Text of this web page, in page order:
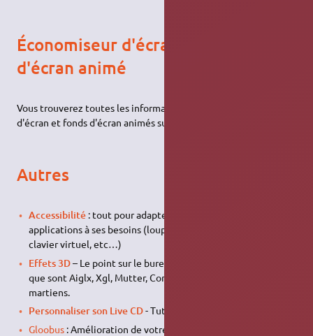
Économiseur d'écran et fond
d'écran animé
Vous trouverez toutes les informations liées aux économiseurs
d'écran et fonds d'écran animés sur
Autres
Accessibilité: tout pour adapter l'ergonomie des
applications à ses besoins (loupe, reconnaissance vocale,
clavier virtuel, etc…)
Effets 3D– Le point sur le bureau en 3D, et comprendre ce
que sont Aiglx, Xgl, Mutter, Compiz, et autres acronymes
martiens.
Personnaliser son Live CD- Tutoriel pour le live CD
Gloobus: Amélioration de votre interface